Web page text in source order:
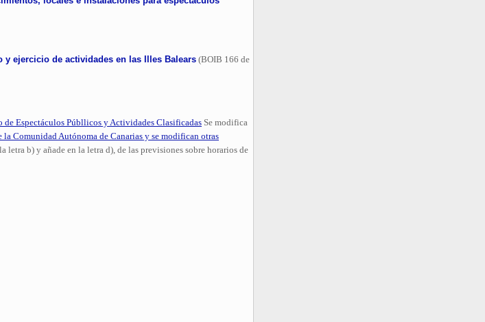
y ejercicio de actividades en las Illes Balears(BOIB 166 de
de Espectáculos Públlicos y Actividades Clasificadas Se modifica
la Comunidad Autónoma de Canarias y se modifican otras
b) y añade en la letra d), de las previsiones sobre horarios de